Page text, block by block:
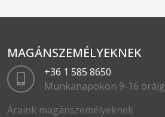
MAGÁNSZEMÉLYEKNEK
+36 1 585 8650
Munkanapokon 9-16 óráig
Áraink magánszemélyeknek